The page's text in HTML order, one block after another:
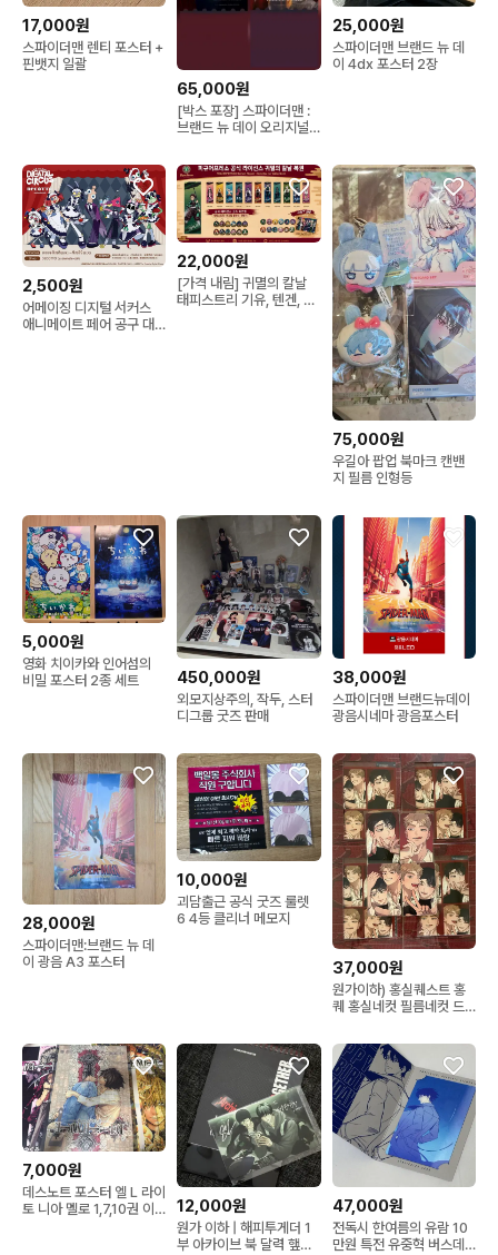
17,000원
스파이더맨 렌티 포스터 +
핀뱃지 일괄
65,000원
[박스 포장] 스파이더맨 :
브랜드 뉴 데이 오리지널
25,000원
스파이더맨 브랜드 뉴 데
이 4dx 포스터 2장
2,500원
어메이징 디지털 서커스
애니메이트 페어 공구 대
22,000원
[가격 내림] 귀멸의 칼날
태피스트리 기유, 텐겐, 시
75,000원
우길아 팝업 북마크 캔밴
지 필름 인형등
5,000원
영화 치이카와 인어섬의
비밀 포스터 2종 세트
450,000원
외모지상주의, 작두, 스터
디그룹 굿즈 판매
38,000원
스파이더맨 브랜드뉴데이
광음시네마 광음포스터
28,000원
스파이더맨:브랜드 뉴 데
이 광음 A3 포스터
10,000원
괴담출근 공식 굿즈 룰렛
6 4등 클리너 메모지
37,000원
원가이하) 홍실퀘스트 홍
퀘 홍실네컷 필름네컷 드
7,000원
데스노트 포스터 엘 L 라이
토 니아 멜로 1,7,10권 이
12,000원
원가 이하 | 해피투게더 1
부 아카이브 북 달력 햎투
47,000원
전독시 한여름의 유람 10
만원 특전 유중혁 버스데